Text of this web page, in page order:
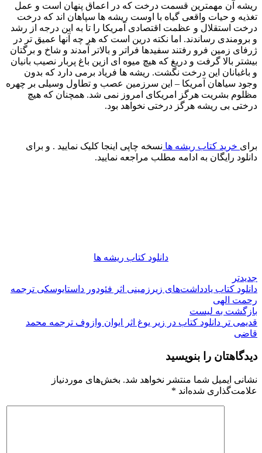
ریشه آن مهمترین قسمت درخت که در اعماق پنهان است و عمل
تغذیه و حيات واقعی گیاه با اوست ریشه ها سپاهان اند که درخت
درخت استقلال و عظمت اقتصادی آمریکا را تا به این درجه از رشد
و برومندی رساندند. اما نکته درین است که هر چه آنها عمیق تر در
ژرفای زمین فرو رفتند سفیدها فراتر و بالاتر آمدند و شاخ و برگتان
بیشتر بالا گرفت و دریغ که هیچ میوه ای ازین باغ پربار نصیب بانیان
و باغبانان این درخت نگشت. ریشه ها فریاد برمی دارد که بدون
وجود سیاهان آمریکا – این سرزمین عصب و تطاول وسیلی بر چهره
مظلوم بشریت هرگز امریکای امروز نمی شد. همچنان که هیچ
درختی بی ریشه هرگز درختی نخواهد بود.
برای خرید کتاب ریشه ها نسخه چاپی اینجا کلیک نمایید . و برای
دانلود رایگان به ادامه مطلب مراجعه نمایید.
دانلود کتاب ریشه ها
جدیدتر
دانلود کتاب یادداشت‌های زیرزمینی اثر فئودور داستایوسکی ترجمه
رحمت الهی
بازگشت به لیست
قدیمی تر دانلود کتاب در زیر یوغ اثر ایوان وازوف ترجمه محمد
قاضی
دیدگاهتان را بنویسید
نشانی ایمیل شما منتشر نخواهد شد. بخش‌های موردنیاز
علامت‌گذاری شده‌اند *